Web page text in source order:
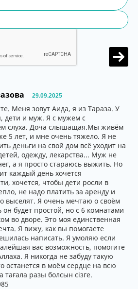
29.09.2025
Меня зовут Аида, я из Тараза. У
дети и муж. Я с мужем с
слуха. Доча слышащая.Мы живём
5 лет, и мне очень тяжело. Я не
деньги на свой дом всё уходит на
одежду, лекарства... Муж не
а я просто стараюсь выжить. Но
каждый день хочется
хочется, чтобы дети росли в
не надо платить за аренду и
выселят. Я очень мечтаю о своём
он будет простой, но с 6 комнатами
во дворе. Это моя единственная
Я вижу, как вы помогаете
написать. Я умоляю если
вас возможность, помогите
Я никогда не забуду такую
останется в моём сердце на всю
тағала разы болсын сізге.